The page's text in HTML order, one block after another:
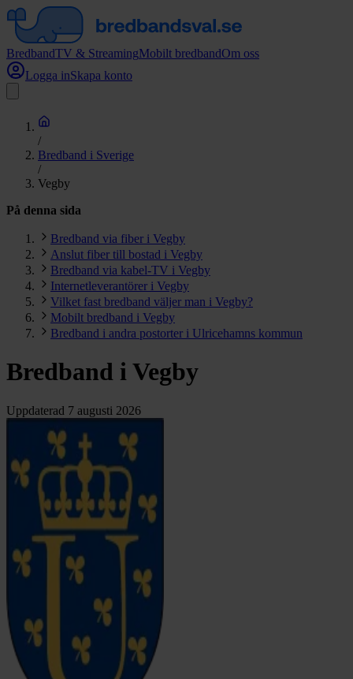
BredbandTV & StreamingMobilt bredbandOm oss
Logga inSkapa konto
/
Bredband i Sverige
/
Vegby
På denna sida
Bredband via fiber i Vegby
Anslut fiber till bostad i Vegby
Bredband via kabel-TV i Vegby
Internetleverantörer i Vegby
Vilket fast bredband väljer man i Vegby?
Mobilt bredband i Vegby
Bredband i andra postorter i Ulricehamns kommun
Bredband i Vegby
Uppdaterad 7 augusti 2026